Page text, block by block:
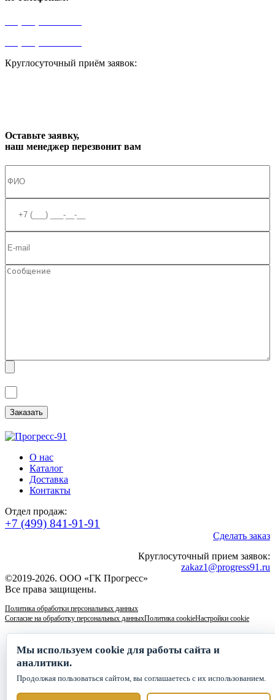
Круглосуточный приём заявок:
Оставьте заявку,
наш менеджер перезвонит вам
О нас
Каталог
Доставка
Контакты
Отдел продаж:
+7 (499) 841-91-91
Сделать заказ
Круглосуточный прием заявок:
zakaz1@progress91.ru
©2019-2026. ООО «ГК Прогресс»
Все права защищены.
Политика обработки персональных данных
Согласие на обработку персональных данныхПолитика cookieНастройки cookie
Мы используем cookie для работы сайта и
аналитики.
Продолжая пользоваться сайтом, вы соглашаетесь с их использованием.